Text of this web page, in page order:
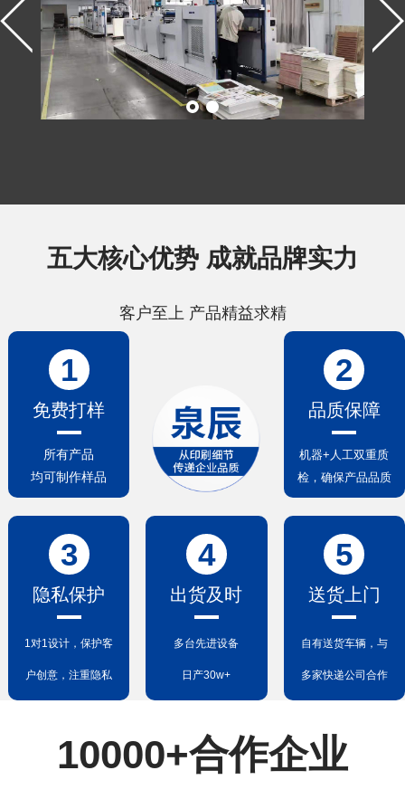
五大核心优势 成就品牌实力
客户至上 产品精益求精
1
免费打样
所有产品
均可制作样品
2
品质保障
机器+人工双重质
检，确保产品品质
3
隐私保护
1对1设计，保护客
户创意，注重隐私
4
出货及时
多台先进设备
日产30w+
5
送货上门
自有送货车辆，与
多家快递公司合作
10000+合作企业